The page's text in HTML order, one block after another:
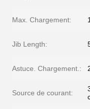
Max. Chargement:
Jib Length:
Astuce. Chargement.:
Source de courant: